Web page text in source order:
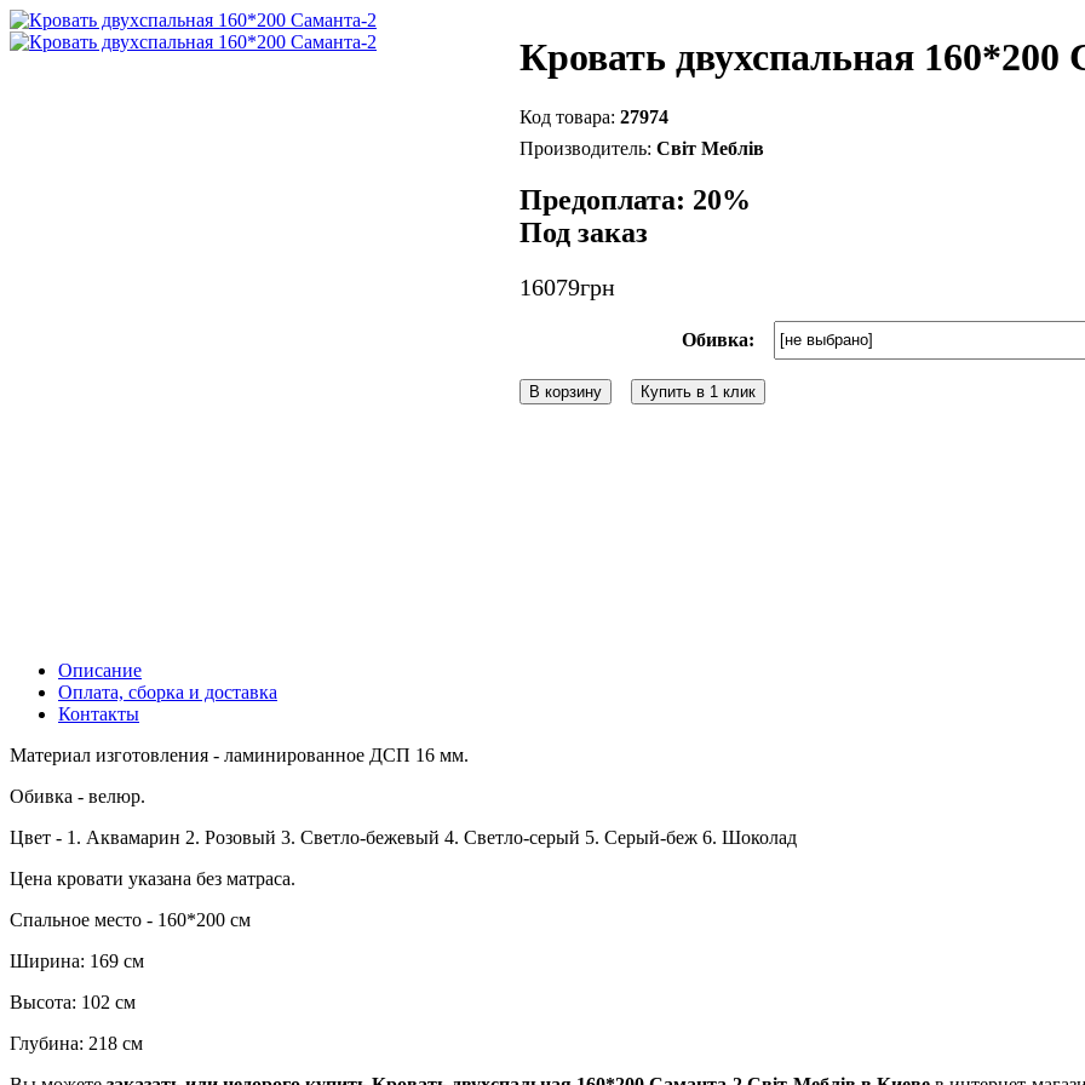
Кровать двухспальная 160*200
27974
Світ Меблів
Предоплата: 20%
Под заказ
16079грн
Обивка:
В корзину Купить в 1 клик
Описание
Оплата, сборка и доставка
Контакты
Материал изготовления - ламинированное ДСП 16 мм.
Обивка - велюр.
Цвет - 1. Аквамарин 2. Розовый 3. Светло-бежевый 4. Светло-серый 5. Серый-беж 6. Шоколад
Цена кровати указана без матраса.
Спальное место - 160*200 см
Ширина: 169 см
Высота: 102 см
Глубина: 218 см